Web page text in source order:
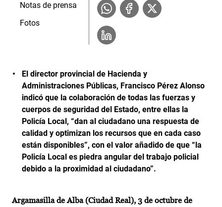
El director provincial de Hacienda y
Administraciones Públicas, Francisco Pérez Alonso
indicó que la colaboración de todas las fuerzas y
cuerpos de seguridad del Estado, entre ellas la
Policía Local, “dan al ciudadano una respuesta de
calidad y optimizan los recursos que en cada caso
están disponibles”, con el valor añadido de que “la
Policía Local es piedra angular del trabajo policial
debido a la proximidad al ciudadano”.
Argamasilla de Alba (Ciudad Real), 3 de octubre de
Notas de prensa
Fotos